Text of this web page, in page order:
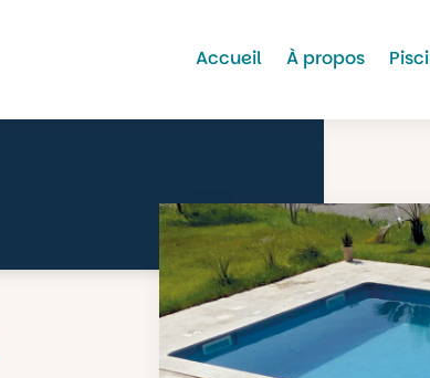
Accueil À propos